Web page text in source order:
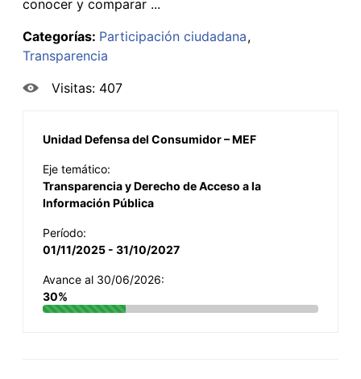
conocer y comparar ...
Categorías: Participación ciudadana
Transparencia
Visitas: 407
Unidad Defensa del Consumidor – MEF
Eje temático:
Transparencia y Derecho de Acceso a la
Información Pública
Período:
01/11/2025 - 31/10/2027
Avance al 30/06/2026:
30%